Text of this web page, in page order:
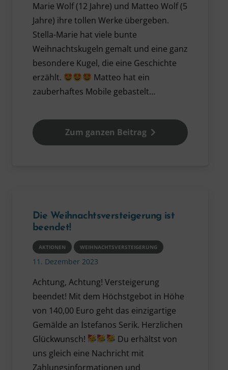
Marie Wolf (12 Jahre) und Matteo Wolf (5
Jahre) ihre tollen Werke übergeben.
Stella-Marie hat viele bunte
Weihnachtskugeln gemalt und eine ganz
besondere Kugel, die eine Geschichte
erzählt.
Matteo hat ein
zauberhaftes Mobile gebastelt…
Zum ganzen Beitrag
Die Weihnachts­versteigerung ist
beendet!
AKTIONEN WEIHNACHTSVERSTEIGERUNG
11. Dezember 2023
Achtung, Achtung! Versteigerung
beendet! Mit dem Höchstgebot in Höhe
von 140,00 Euro geht das einzigartige
Gemälde an İstefanos Serik. Herzlichen
Glückwunsch!
Du erhältst von
uns gleich eine Nachricht mit
Zahlungsinformationen und